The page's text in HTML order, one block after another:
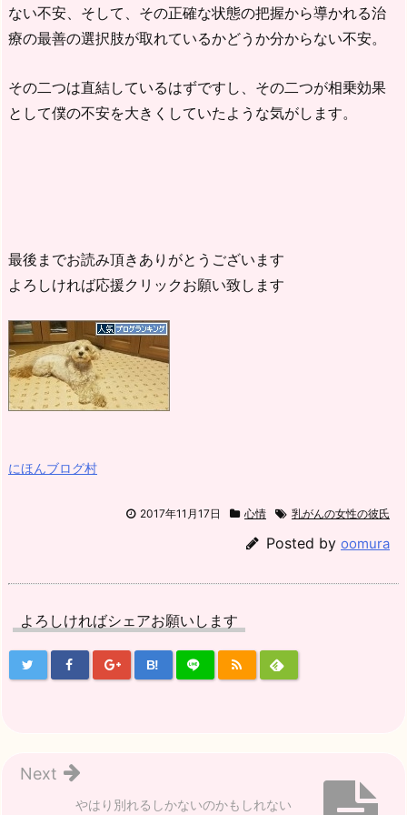
ない不安、そして、その正確な状態の把握から導かれる治
療の最善の選択肢が取れているかどうか分からない不安。
その二つは直結しているはずですし、その二つが相乗効果
として僕の不安を大きくしていたような気がします。
最後までお読み頂きありがとうございます
よろしければ応援クリックお願い致します
にほんブログ村
2017年11月17日 心情 乳がんの女性の彼氏
Posted by oomura
よろしければシェアお願いします
B!
やはり別れるしかないのかもしれない
Next